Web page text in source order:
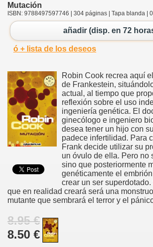
Mutación
ISBN: 9788497597746 | 304 páginas | Tapa blanda |
añadir (disp. en 72
ó + lista de los deseos
Robin Cook recrea aquí
de Frankestein,
actual, al tiempo que
reflexión sobre el uso
ingeniería genética. El
ginecólogo e ingeniero
desea tener un hijo con
padece infertilidad. Para
Frank decide utilizar su
un óvulo de ella. Pero no
sino que posteriormente
genéticamente el
crear un ser
que en realidad creará será una
mutante que sembrará el terror y el
8.95 €
8.50 €